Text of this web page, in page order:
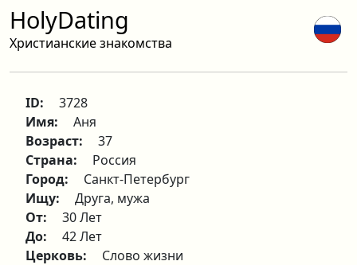
HolyDating
Христианские знакомства
ID:
3728
Имя:
Аня
Возраст:
37
Страна:
Россия
Город:
Санкт-Петербург
Ищу:
Друга, мужа
От:
30 Лет
До:
42 Лет
Церковь:
Слово жизни